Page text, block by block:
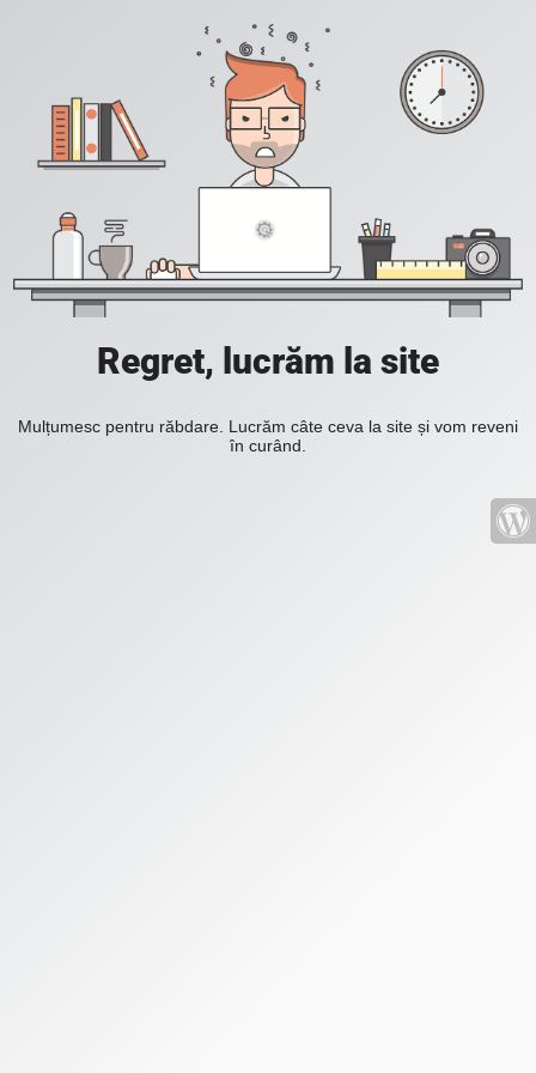
Regret, lucrăm la site
Mulțumesc pentru răbdare. Lucrăm câte ceva la site și vom reveni
în curând.